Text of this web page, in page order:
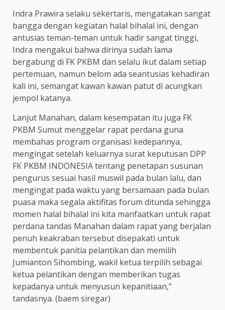
Indra Prawira selaku sekertaris, mengatakan sangat
bangga dengan kegiatan halal bihalal ini, dengan
antusias teman-teman untuk hadir sangat tinggi,
Indra mengakui bahwa dirinya sudah lama
bergabung di FK PKBM dan selalu ikut dalam setiap
pertemuan, namun belom ada seantusias kehadiran
kali ini, semangat kawan kawan patut di acungkan
jempol katanya.
Lanjut Manahan, dalam kesempatan itu juga FK
PKBM Sumut menggelar rapat perdana guna
membahas program organisasi kedepannya,
mengingat setelah keluarnya surat keputusan DPP
FK PKBM INDONESIA tentang penetapan susunan
pengurus sesuai hasil muswil pada bulan lalu, dan
mengingat pada waktu yang bersamaan pada bulan
puasa maka segala aktifitas forum ditunda sehingga
momen halal bihalal ini kita manfaatkan untuk rapat
perdana tandas Manahan dalam rapat yang berjalan
penuh keakraban tersebut disepakati untuk
membentuk panitia pelantikan dan memilih
Jumianton Sihombing, wakil ketua terpilih sebagai
ketua pelantikan dengan memberikan tugas
kepadanya untuk menyusun kepanitiaan,”
tandasnya. (baem siregar)